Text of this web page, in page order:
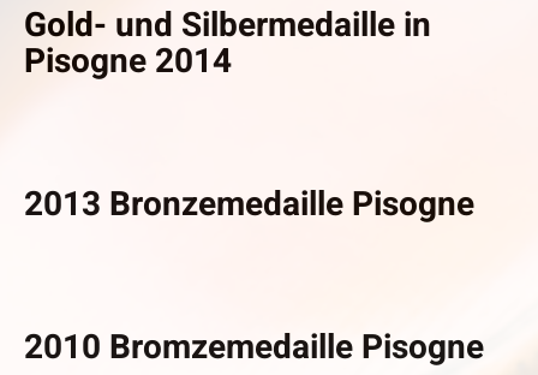
Gold- und Silbermedaille in
Pisogne 2014
2013 Bronzemedaille Pisogne
2010 Bromzemedaille Pisogne